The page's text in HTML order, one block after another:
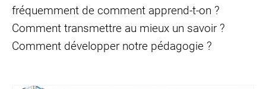
fréquemment de comment apprend-t-on ?
Comment transmettre au mieux un savoir ?
Comment développer notre pédagogie ?